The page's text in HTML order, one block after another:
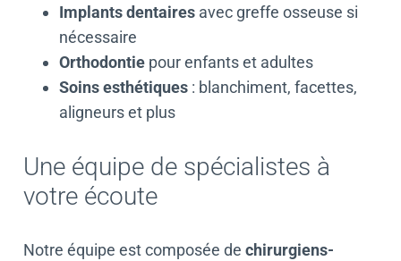
Implants dentaires avec greffe osseuse si
nécessaire
Orthodontie pour enfants et adultes
Soins esthétiques : blanchiment, facettes,
aligneurs et plus
Une équipe de spécialistes à
votre écoute
Notre équipe est composée de chirurgiens-